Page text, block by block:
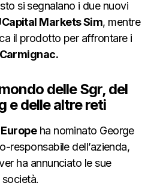
si segnalano i due nuovi
Markets Sim, mentre
il prodotto per affrontare i
Carmignac.
delle Sgr, del
e delle altre reti
ha nominato George
responsabile dell’azienda,
ha annunciato le sue